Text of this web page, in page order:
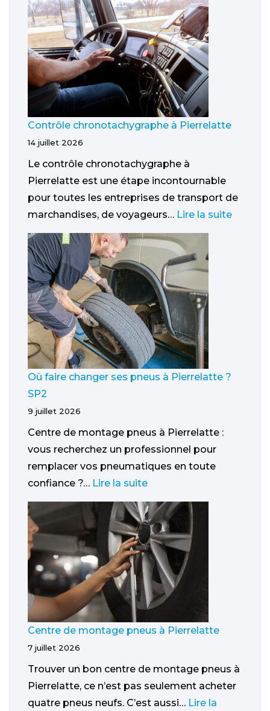
Contrôle chronotachygraphe à Pierrelatte
14 juillet 2026
Le contrôle chronotachygraphe à
Pierrelatte est une étape incontournable
pour toutes les entreprises de transport de
marchandises, de voyageurs… Lire la suite
Où faire changer ses pneus à Pierrelatte ?
SP2
9 juillet 2026
Centre de montage pneus à Pierrelatte :
vous recherchez un professionnel pour
remplacer vos pneumatiques en toute
confiance ?… Lire la suite
Centre de montage pneus à Pierrelatte
7 juillet 2026
Trouver un bon centre de montage pneus à
Pierrelatte, ce n’est pas seulement acheter
quatre pneus neufs. C’est aussi… Lire la